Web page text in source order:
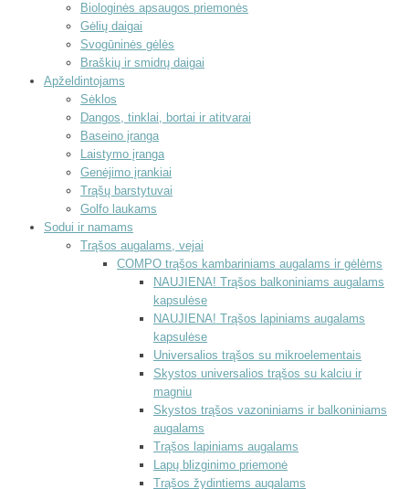
Biologinės apsaugos priemonės
Gėlių daigai
Svogūninės gėlės
Braškių ir smidrų daigai
Apželdintojams
Sėklos
Dangos, tinklai, bortai ir atitvarai
Baseino įranga
Laistymo įranga
Genėjimo įrankiai
Trąšų barstytuvai
Golfo laukams
Sodui ir namams
Trąšos augalams, vejai
COMPO trąšos kambariniams augalams ir gėlėms
NAUJIENA! Trąšos balkoniniams augalams
kapsulėse
NAUJIENA! Trąšos lapiniams augalams
kapsulėse
Universalios trąšos su mikroelementais
Skystos universalios trąšos su kalciu ir
magniu
Skystos trąšos vazoniniams ir balkoniniams
augalams
Trąšos lapiniams augalams
Lapų blizginimo priemonė
Trąšos žydintiems augalams